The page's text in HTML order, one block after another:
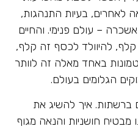
לאחרים, בעיות התנהגות,
– עולם פנימי. והחיים
קלף, להיוולד לכסף זה קלף,
באחד מאלה זה לוותר
הגלומים בעולם.
ברשתות. איך להשיג את
חושניות והנאה מגוף